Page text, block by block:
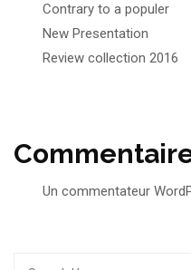
Contrary to a populer
New Presentation
Review collection 2016
Un commentateur